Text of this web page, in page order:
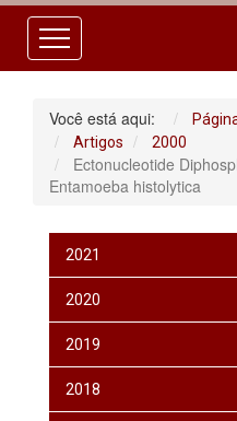
Você está aqui:
Artigos 2000
Ectonucleotide
Entamoeba histolytica
2021
2020
2019
2018